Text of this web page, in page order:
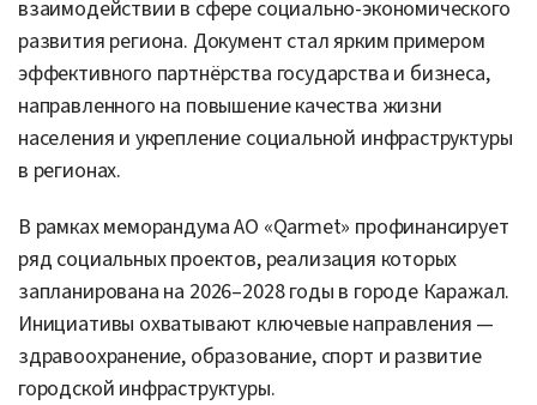
взаимодействии в сфере социально-экономического
развития региона. Документ стал ярким примером
эффективного партнёрства государства и бизнеса,
направленного на повышение качества жизни
населения и укрепление социальной инфраструктуры
в регионах.
В рамках меморандума АО «Qarmet» профинансирует
ряд социальных проектов, реализация которых
запланирована на 2026–2028 годы в городе Каражал.
Инициативы охватывают ключевые направления —
здравоохранение, образование, спорт и развитие
городской инфраструктуры.